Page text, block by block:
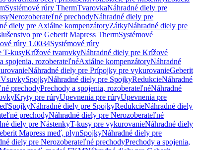
Systémové rúry ThermTvarovkaNáhradné diely pre
Nerozoberateľné prechodyNáhradné diely pre
diely pre Axiálne kompenzátoryZátkyNáhradné diely pre
pre Geberit Mapress ThermSystémové
rúry 1.0034Systémové rúry
T-kusyKrížové tvarovkyNáhradné diely pre Krížové
spojenia, rozoberateľnéAxiálne kompenzátoryNáhradné
Náhradné diely pre Prípojky pre vykurovanieGeberit
VsuvkySpojkyNáhradné diely pre SpojkyRedukcieNáhradné
prechodyPrechody a spojenia, rozoberateľnéNáhradné
Kryty pre rúryUpevnenia pre rúryUpevnenia pre
SpojkyNáhradné diely pre SpojkyRedukcieNáhradné diely
prechodyNáhradné diely pre Nerozoberateľné
diely pre NástenkyT-kusy pre vykurovanieNáhradné diely
Mapress meď, plynSpojkyNáhradné diely pre
diely pre Nerozoberateľné prechodyPrechody a spojenia,